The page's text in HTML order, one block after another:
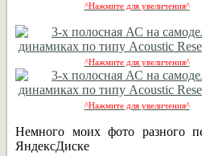
^Нажмите для увеличения^
^Нажмите для увеличения^
^Нажмите для увеличения^
Немного моих фото разного
ЯндексДиске